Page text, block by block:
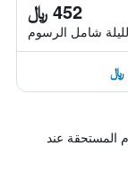
452 ﷼
شامل الرسوم
المستحقة عند